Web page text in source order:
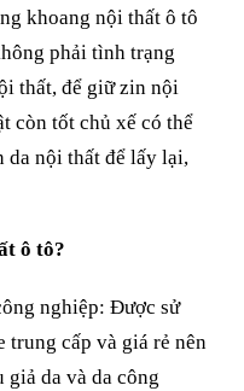
khoang nội thất ô tô
phải tình trạng
thất, để giữ zin nội
còn tốt chủ xế có thể
da nội thất để lấy lại,
ô tô?
nghiệp: Được sử
trung cấp và giá rẻ nên
da và da công